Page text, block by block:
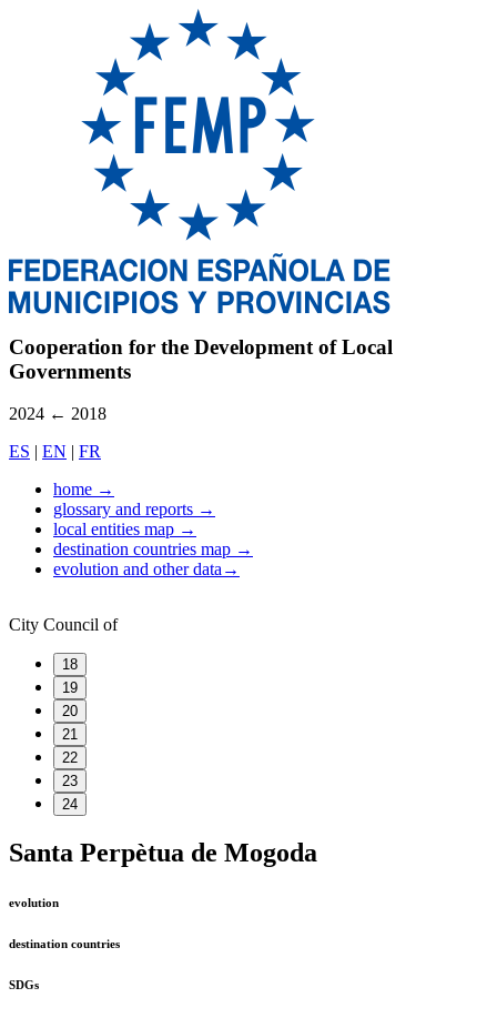
Cooperation for the Development of Local
Governments
2024 ← 2018
ES | EN | FR
home →
glossary and reports →
local entities map →
destination countries map →
evolution and other data→
City Council of
18
19
20
21
22
23
24
Santa Perpètua de Mogoda
evolution
destination countries
SDGs